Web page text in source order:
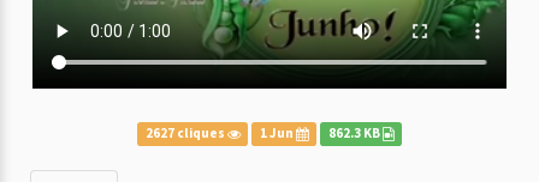
2627 cliques 1 Jun 862.3 KB